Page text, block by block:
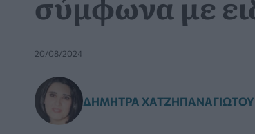
20/08/2024
ΔΉΜΗΤΡΑ ΧΑΤΖΗΠΑΝΑΓΙΏΤΟΥ